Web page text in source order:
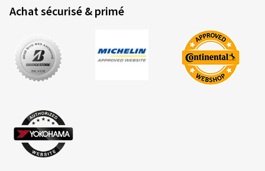
Achat sécurisé & primé